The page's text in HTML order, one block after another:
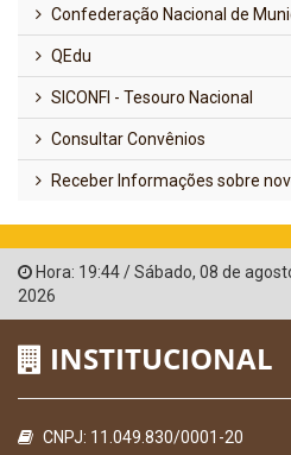
Confederação Nacional de
QEdu
SICONFI - Tesouro Nacional
Consultar Convênios
Receber Informações sobre
Hora: 19:44/Sábado, 08 de
2026
INSTITUCIONAL
CNPJ: 11.049.830/0001-20